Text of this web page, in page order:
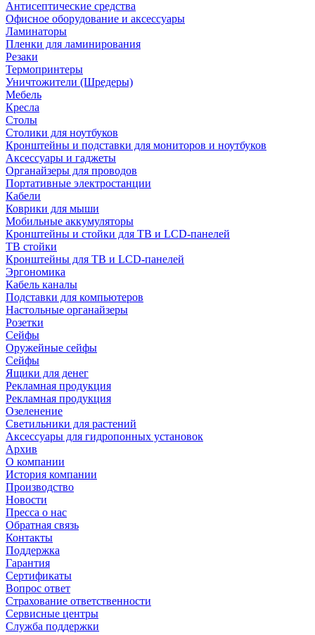
Антисептические средства
Офисное оборудование и аксессуары
Ламинаторы
Пленки для ламинирования
Резаки
Термопринтеры
Уничтожители (Шредеры)
Мебель
Кресла
Столы
Столики для ноутбуков
Кронштейны и подставки для мониторов и ноутбуков
Аксессуары и гаджеты
Органайзеры для проводов
Портативные электростанции
Кабели
Коврики для мыши
Мобильные аккумуляторы
Кронштейны и стойки для ТВ и LCD-панелей
ТВ стойки
Кронштейны для ТВ и LCD-панелей
Эргономика
Кабель каналы
Подставки для компьютеров
Настольные органайзеры
Розетки
Сейфы
Оружейные сейфы
Сейфы
Ящики для денег
Рекламная продукция
Рекламная продукция
Озеленение
Светильники для растений
Аксессуары для гидропонных установок
Архив
О компании
История компании
Производство
Новости
Пресса о нас
Обратная связь
Контакты
Поддержка
Гарантия
Сертификаты
Вопрос ответ
Страхование ответственности
Сервисные центры
Служба поддержки